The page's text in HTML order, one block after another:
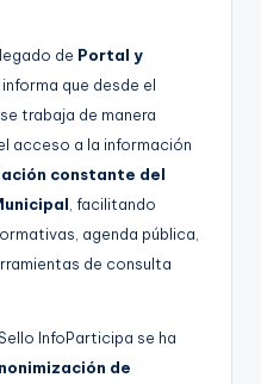
de Portal y
informa que desde el
trabaja de manera
acceso a la información
constante del
, facilitando
agenda pública,
de consulta
InfoParticipa se ha
de